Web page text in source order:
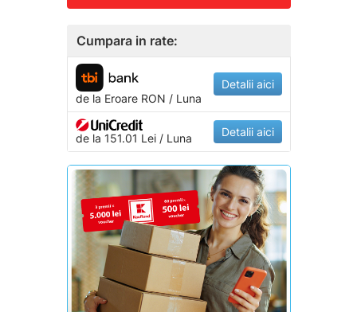
Cumpara in rate:
de la EroareRON / Luna
Detalii aici
de la 151.01 Lei / Luna Detalii aici